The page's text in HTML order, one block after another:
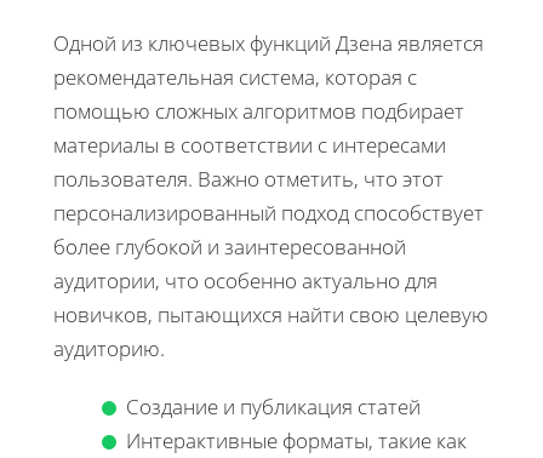
Одной из ключевых функций Дзена является
рекомендательная система, которая с
помощью сложных алгоритмов подбирает
материалы в соответствии с интересами
пользователя. Важно отметить, что этот
персонализированный подход способствует
более глубокой и заинтересованной
аудитории, что особенно актуально для
новичков, пытающихся найти свою целевую
аудиторию.
Создание и публикация статей
Интерактивные форматы, такие как